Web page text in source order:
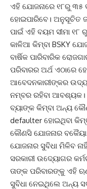
ଏହି ଯୋଜନାରେ ୧୮ରୁ ୩୫
ହୋଇପାରିବେ। ଅନୁସୂଚିତ
ପାଇଁ ଏହି ବୟମ ସୀମା ୧୮
କାଳିଆ କିମ୍ବା BSKY
ବାର୍ଷିକ ପାରିବାରିକ
ପରିବାରର ଅର୍ଥ ଏଠାରେ
ଆବେଦନକାରୀଙ୍କର
ନମ୍ବର ରହିବା ଆବଶ୍ୟକ।
ବ୍ୟାଙ୍କ କିମ୍ବା ଅନ୍ୟ
defaulter ହୋଇଥିବା
କୌଣସି ଯୋଜନାର
ଯୋଜନାର ସୁବିଧା ମିଳିବ
ସରକାରୀ ଉଦ୍ୟୋଗର
ତାଙ୍କ ପରିବାରଙ୍କୁ ଏହି
ସୁବିଧା ନେଇଥିଲେ ଅନ୍ୟ